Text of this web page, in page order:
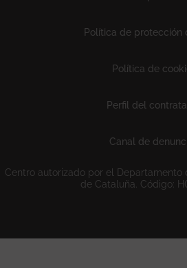
Política de protección
Política de
Perfil del
Canal de
Centro autorizado por el Departamento
de Cataluña. Código: